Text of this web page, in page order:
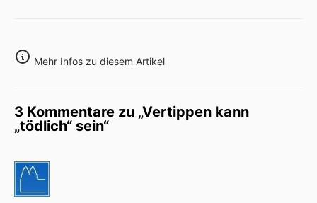
Mehr Infos zu diesem Artikel
3 Kommentare zu „Vertippen kann
„tödlich“ sein“